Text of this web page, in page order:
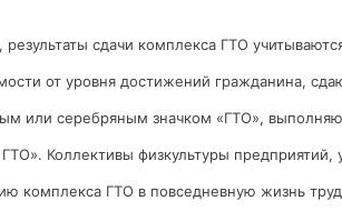
результаты сдачи комплекса ГТО
от уровня достижений гражданина,
или серебряным значком «ГТО»,
Коллективы физкультуры
комплекса ГТО в повседневную жизнь